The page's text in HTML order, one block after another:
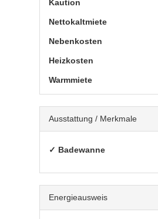
Kaution
Nettokaltmiete
Nebenkosten
Heizkosten
Warmmiete
Ausstattung / Merkmale
✓ Badewanne
Energieausweis